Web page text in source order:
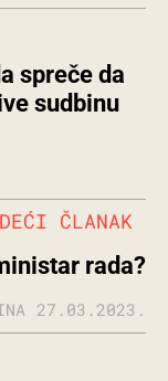
spreče da
sudbinu
rada?
ČLANAK
27.03.2023.